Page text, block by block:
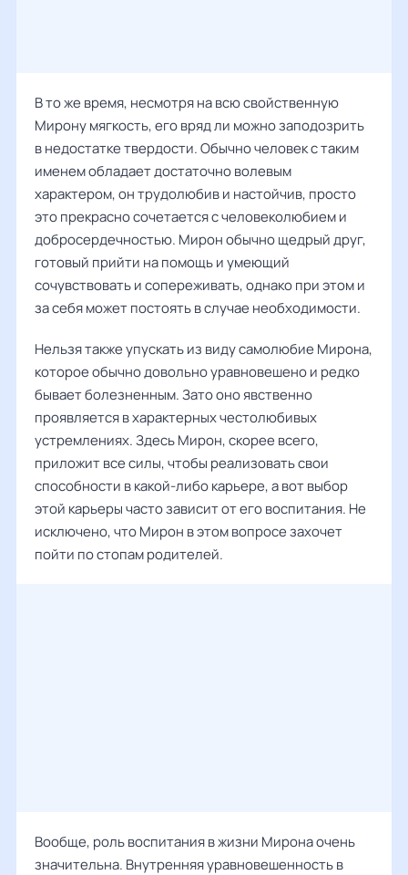
В то же время, несмотря на всю свойственную
Мирону мягкость, его вряд ли можно заподозрить
в недостатке твердости. Обычно человек с таким
именем обладает достаточно волевым
характером, он трудолюбив и настойчив, просто
это прекрасно сочетается с человеколюбием и
добросердечностью. Мирон обычно щедрый друг,
готовый прийти на помощь и умеющий
сочувствовать и сопереживать, однако при этом и
за себя может постоять в случае необходимости.
Нельзя также упускать из виду самолюбие Мирона,
которое обычно довольно уравновешено и редко
бывает болезненным. Зато оно явственно
проявляется в характерных честолюбивых
устремлениях. Здесь Мирон, скорее всего,
приложит все силы, чтобы реализовать свои
способности в какой-либо карьере, а вот выбор
этой карьеры часто зависит от его воспитания. Не
исключено, что Мирон в этом вопросе захочет
пойти по стопам родителей.
Вообще, роль воспитания в жизни Мирона очень
значительна. Внутренняя уравновешенность в